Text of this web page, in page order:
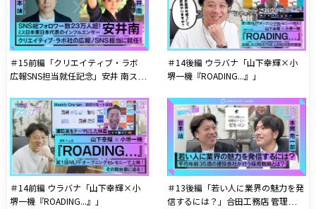
＃15前編「クリエイティブ・ラボ
広報SNS担当就任記念」安井 南スペ
＃14後編 ウラバナ「山下幸輝×小
堺一機『ROADING...』」
＃14前編 ウラバナ「山下幸輝×小
堺一機『ROADING...』」
＃13後編「若い人に業界の魅力を発
信するには？」合田工務店 管理部採